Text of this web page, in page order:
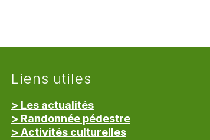
Liens utiles
> Les actualités
> Randonnée pédestre
> Activités culturelles